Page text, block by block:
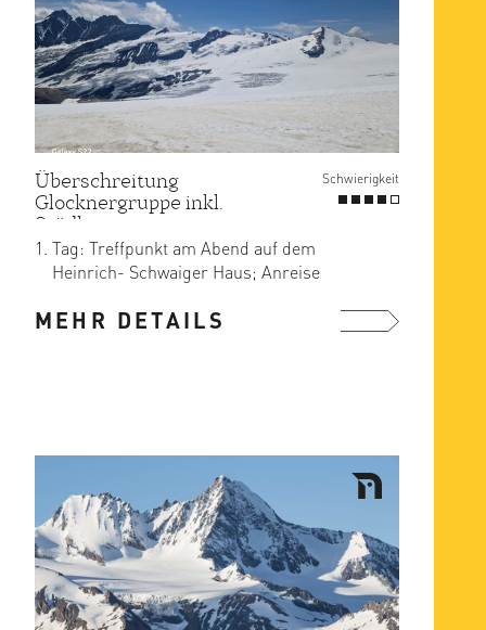
Überschreitung
Glocknergruppe inkl.
Stüdlgrat
Schwierigkeit
Tag: Treffpunkt am Abend auf dem
Heinrich- Schwaiger Haus; Anreise
MEHR DETAILS